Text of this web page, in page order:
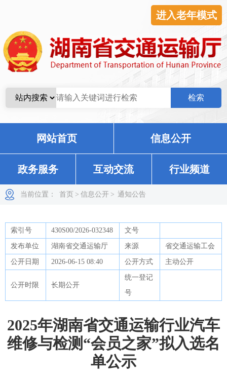
进入老年模式
网站首页 信息公开
政务服务 互动交流 行业频道
当前位置： 首页 > 信息公开 > 通知公告
索引号 430S00/2026-032348 文号
发布单位 湖南省交通运输厅 来源 省交通运输工会
公开日期 2026-06-15 08:40 公开方式 主动公开
公开时限 长期公开
统一登记
号
2025年湖南省交通运输行业汽车
维修与检测“会员之家”拟入选名
单公示